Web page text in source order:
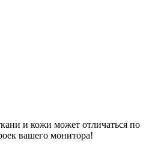
и кожи может отличаться по
вашего монитора!